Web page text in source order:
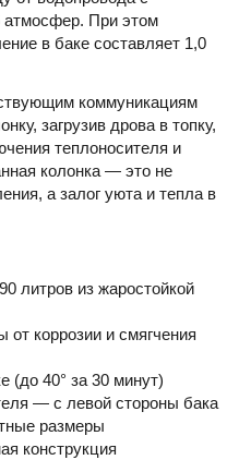
При этом
в баке составляет 1,0
коммуникациям
загрузив дрова в топку,
теплоносителя и
колонка — это не
а залог уюта и тепла в
литров из жаростойкой
коррозии и смягчения
(до 40° за 30 минут)
— с левой стороны бака
размеры
конструкция